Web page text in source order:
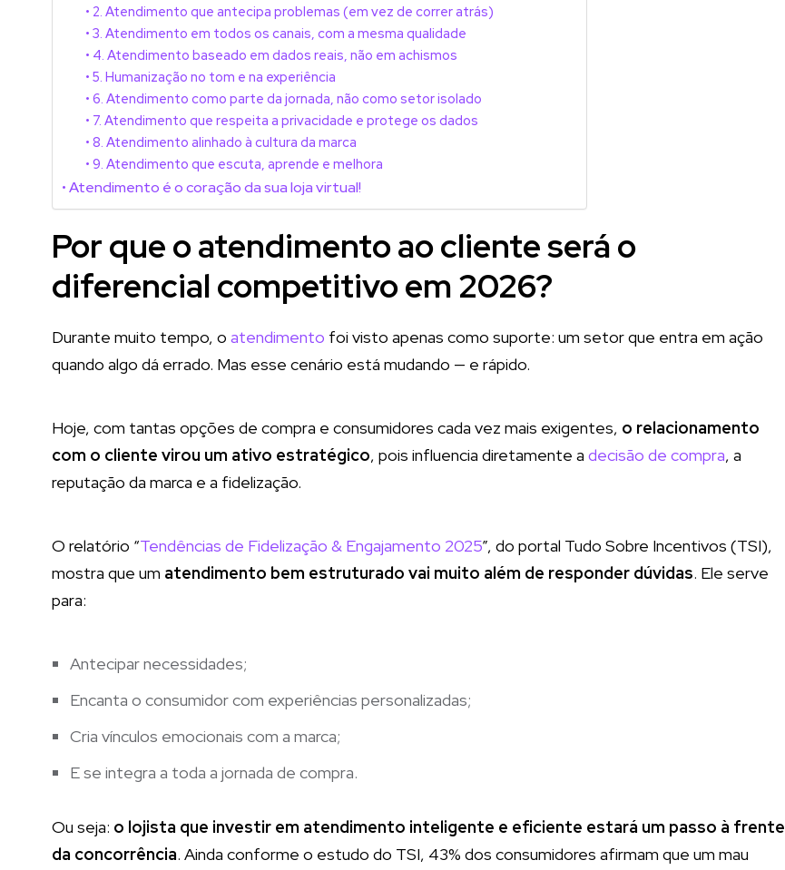
2. Atendimento que antecipa problemas (em vez de correr atrás)
3. Atendimento em todos os canais, com a mesma qualidade
4. Atendimento baseado em dados reais, não em achismos
5. Humanização no tom e na experiência
6. Atendimento como parte da jornada, não como setor isolado
7. Atendimento que respeita a privacidade e protege os dados
8. Atendimento alinhado à cultura da marca
9. Atendimento que escuta, aprende e melhora
Atendimento é o coração da sua loja virtual!
Por que o atendimento ao cliente será o
diferencial competitivo em 2026?
Durante muito tempo, o atendimento foi visto apenas como suporte: um setor que entra em ação
quando algo dá errado. Mas esse cenário está mudando — e rápido.
Hoje, com tantas opções de compra e consumidores cada vez mais exigentes, o relacionamento
com o cliente virou um ativo estratégico, pois influencia diretamente a decisão de compra, a
reputação da marca e a fidelização.
O relatório “Tendências de Fidelização & Engajamento 2025”, do portal Tudo Sobre Incentivos (TSI),
mostra que um atendimento bem estruturado vai muito além de responder dúvidas. Ele serve
para:
Antecipar necessidades;
Encanta o consumidor com experiências personalizadas;
Cria vínculos emocionais com a marca;
E se integra a toda a jornada de compra.
Ou seja: o lojista que investir em atendimento inteligente e eficiente estará um passo à frente
da concorrência. Ainda conforme o estudo do TSI, 43% dos consumidores afirmam que um mau